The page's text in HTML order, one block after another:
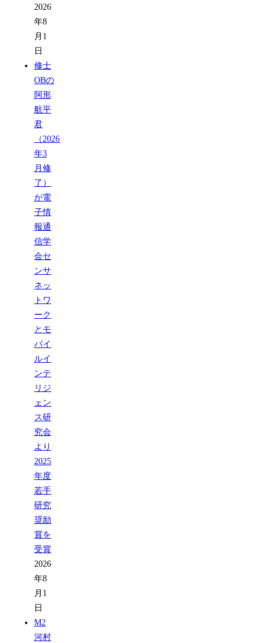
2026
年8
月1
日
修士
OBの
阿形
航平
君
（2026
年3
月修
了）
が電
子情
報通
信学
会セ
ンサ
ネッ
トワ
ーク
とモ
バイ
ルイ
ンテ
リジ
ェン
ス研
究会
より
2025
年度
若手
研究
奨励
賞を
受賞
2026
年8
月1
日
M2
河村